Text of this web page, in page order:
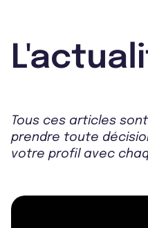
Tous ces articles
prendre toute
votre profil avec